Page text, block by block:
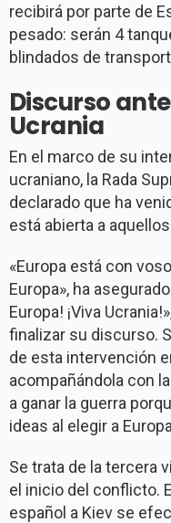
recibirá por parte de
pesado: serán 4
blindados de
Discurso
Ucrania
En el marco de su
ucraniano, la Rada
declarado que ha
está abierta a
«Europa está con
Europa», ha
Europa! ¡Viva
finalizar su discurso.
de esta intervención
acompañándola con
a ganar la guerra
ideas al elegir a
Se trata de la tercera
el inicio del conflicto.
español a Kiev se